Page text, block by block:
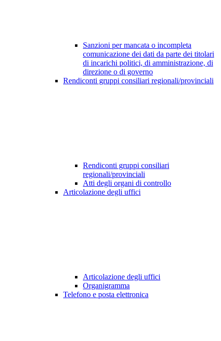
Sanzioni per mancata o incompleta
comunicazione dei dati da parte dei titolari
di incarichi politici, di amministrazione, di
direzione o di governo
Rendiconti gruppi consiliari regionali/provinciali
Rendiconti gruppi consiliari
regionali/provinciali
Atti degli organi di controllo
Articolazione degli uffici
Articolazione degli uffici
Organigramma
Telefono e posta elettronica